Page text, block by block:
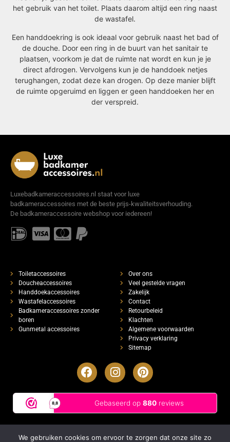
het gebruik van het toilet. Plaats daarom altijd een ring naast
de wastafel.
Een handdoekring is ook ideaal voor gebruik naast het bad of
de douche. Door een ring in de buurt van het sanitair te
plaatsen, voorkom je dat de ruimte nat wordt en kun je je
direct afdrogen. Vervolgens kun je de handdoek netjes
terughangen, zodat deze kan drogen. Op deze manier blijft
de ruimte opgeruimd en liggen er geen handdoeken her en
der verspreid.
Luxebadkameraccessoires.nl staat voor luxe
badkameraccessoires met de beste prijs-kwaliteitsverhouding.
De badkameraccessoire webshop voor iedereen!
Toiletaccessoires
Doucheaccessoires
Handdoekaccessoires
Wastafelaccessoires
Badkameraccessoires zonder
boren
Gunmetal accessoires
Over ons
Veel gestelde vragen
Zakelijk
Contact
Retourbeleid
Klachten
Algemene voorwaarden
Privacy verklaring
Sitemap
We gebruiken cookies om ervoor te zorgen dat onze site zo